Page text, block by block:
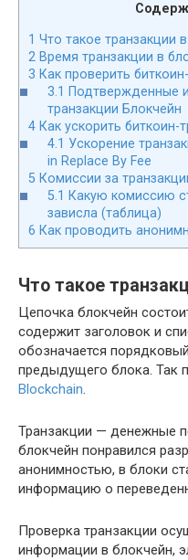
1 Что такое транзакции
2 Время транзакции в
3 Как проверить
3.1 Подтвержденные
транзакции Блокчейн
4 Как ускорить биткоин-
4.1 Ускорение
in Replace By Fee
5 Комиссии за
5.1 Какую комиссию
зависла (таблица)
6 Как проводить
Что такое
Цепочка блокчейн
содержит заголовок и
обозначается
предыдущего блока. Так
Blockchain.
Транзакции — денежные
блокчейн понравился
анонимностью, в блоки
информацию о
Проверка транзакции
информации в блокчейн,